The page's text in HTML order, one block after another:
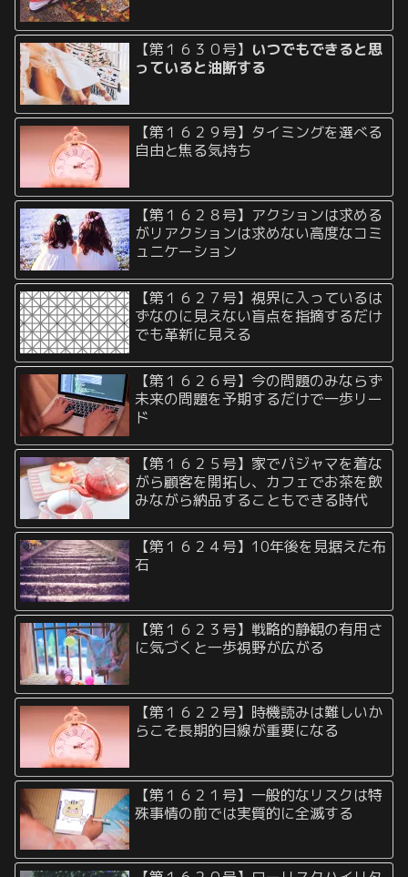
【第１６３０号】 いつでもできると思
っていると油断する
【第１６２９号】タイミングを選べる
自由と焦る気持ち
【第１６２８号】アクションは求める
がリアクションは求めない高度なコミ
ュニケーション
【第１６２７号】視界に入っているは
ずなのに見えない盲点を指摘するだけ
でも革新に見える
【第１６２６号】今の問題のみならず
未来の問題を予期するだけで一歩リー
ド
【第１６２５号】家でパジャマを着な
がら顧客を開拓し、カフェでお茶を飲
みながら納品することもできる時代
【第１６２４号】10年後を見据えた布
石
【第１６２３号】戦略的静観の有用さ
に気づくと一歩視野が広がる
【第１６２２号】時機読みは難しいか
らこそ長期的目線が重要になる
【第１６２１号】一般的なリスクは特
殊事情の前では実質的に全滅する